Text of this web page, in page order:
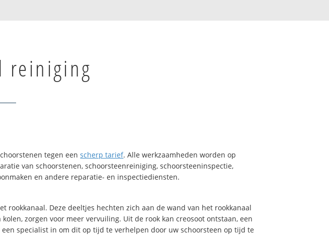
reiniging
tegen eenscherp tarief. Alle werkzaamheden worden op
van schoorstenen, schoorsteenreiniging, schoorsteeninspectie,
en andere reparatie- en inspectiediensten.
Deze deeltjes hechten zich aan de wand van het rookkanaal
zorgen voor meer vervuiling. Uit de rook kan creosoot ontstaan, een
specialist in om dit op tijd te verhelpen door uw schoorsteen op tijd te